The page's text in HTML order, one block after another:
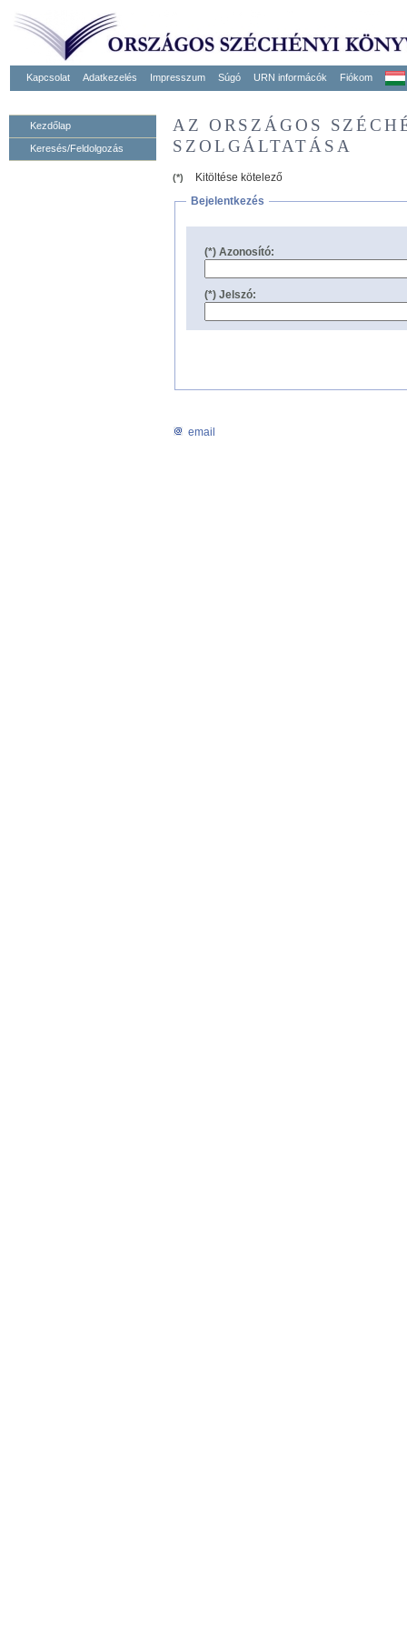
Kapcsolat Adatkezelés Impresszum Súgó URN informácók Fiókom
Kezdőlap
Keresés/Feldolgozás
AZ ORSZÁGOS
SZOLGÁLTATÁSA
(*)
Kitöltése kötelező
Bejelentkezés
(*) Azonosító:
(*) Jelszó:
email